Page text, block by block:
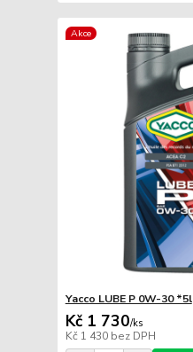
Akce
Yacco LUBE P 0W-30 *5l
Kč 1 730/ks
Kč 1 430 bez DPH